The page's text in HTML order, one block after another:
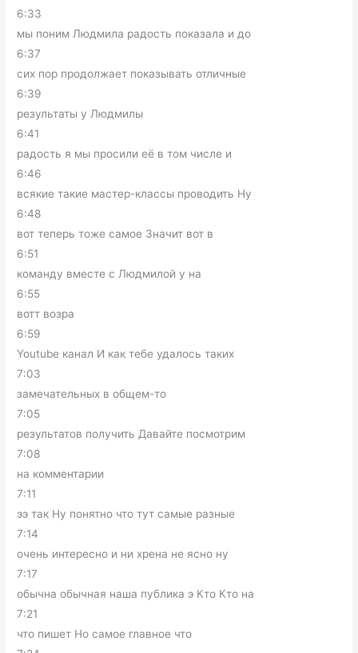
6:33
мы поним Людмила радость показала и до
6:37
сих пор продолжает показывать отличные
6:39
результаты у Людмилы
6:41
радость я мы просили её в том числе и
6:46
всякие такие мастер-классы проводить Ну
6:48
вот теперь тоже самое Значит вот в
6:51
команду вместе с Людмилой у на
6:55
вотт возра
6:59
Youtube канал И как тебе удалось таких
7:03
замечательных в общем-то
7:05
результатов получить Давайте посмотрим
7:08
на комментарии
7:11
ээ так Ну понятно что тут самые разные
7:14
очень интересно и ни хрена не ясно ну
7:17
обычна обычная наша публика э Кто Кто на
7:21
что пишет Но самое главное что